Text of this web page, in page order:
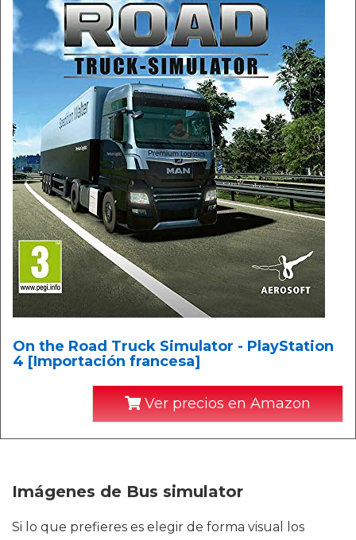
On the Road Truck Simulator - PlayStation
4 [Importación francesa]
Ver precios en Amazon
Imágenes de Bus simulator
Si lo que prefieres es elegir de forma visual los